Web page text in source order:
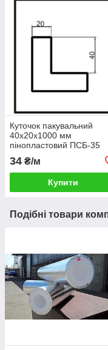
Куточок пакувальний
40x20x1000 мм
пінопластовий ПСБ-35
34 ₴/м
Купити
Подібні товари